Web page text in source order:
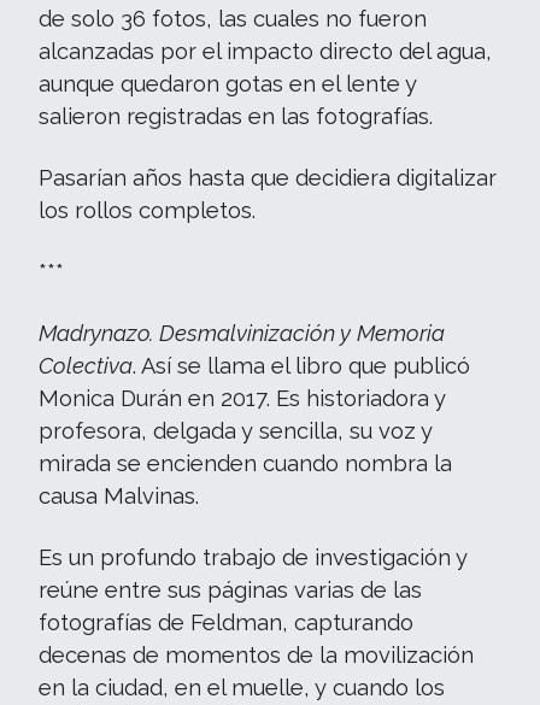
de solo 36 fotos, las cuales no fueron
alcanzadas por el impacto directo del agua,
aunque quedaron gotas en el lente y
salieron registradas en las fotografías.
Pasarían años hasta que decidiera digitalizar
los rollos completos.
***
Madrynazo. Desmalvinización y Memoria
Colectiva. Así se llama el libro que publicó
Monica Durán en 2017. Es historiadora y
profesora, delgada y sencilla, su voz y
mirada se encienden cuando nombra la
causa Malvinas.
Es un profundo trabajo de investigación y
reúne entre sus páginas varias de las
fotografías de Feldman, capturando
decenas de momentos de la movilización
en la ciudad, en el muelle, y cuando los